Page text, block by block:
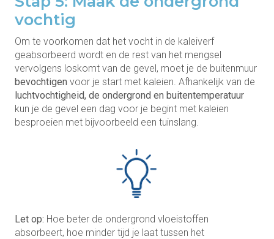
vochtig
Om te voorkomen dat het vocht in de kaleiverf
geabsorbeerd wordt en de rest van het mengsel
vervolgens loskomt van de gevel, moet je de buitenmuur
bevochtigen voor je start met kaleien. Afhankelijk van de
luchtvochtigheid, de ondergrond en buitentemperatuur
kun je de gevel een dag voor je begint met kaleien
besproeien met bijvoorbeeld een tuinslang.
Let op: Hoe beter de ondergrond vloeistoffen
absorbeert, hoe minder tijd je laat tussen het